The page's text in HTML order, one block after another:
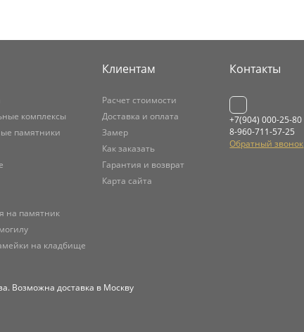
комплексы
памятники
на памятник
на кладбище
Клиентам
Расчет стоимости
Доставка и оплата
Замер
Как заказать
Гарантия и возврат
Карта сайта
Контакты
+7(904) 000-25-80
8-960-711-57-25
Обратный звонок
Возможна доставка в Москву